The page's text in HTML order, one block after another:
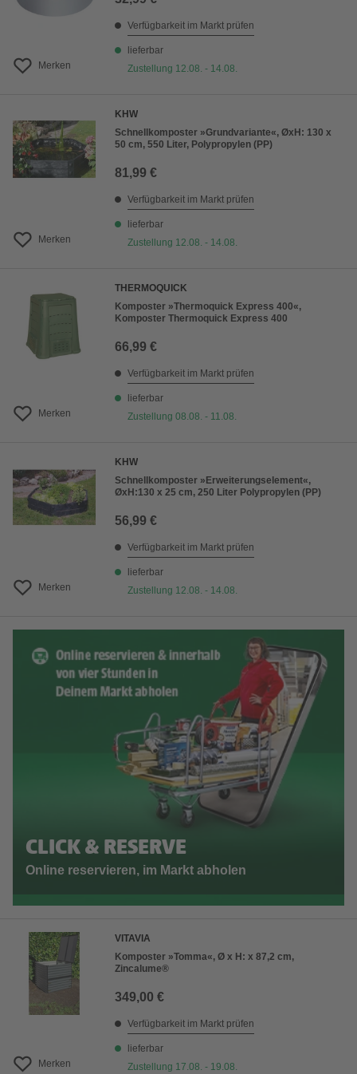
Merken
Verfügbarkeit im Markt prüfen
lieferbar
Zustellung 12.08. - 14.08.
Merken
KHW
Schnellkomposter »Grundvariante«, ØxH: 130 x
50 cm, 550 Liter, Polypropylen (PP)
81,99 €
Verfügbarkeit im Markt prüfen
lieferbar
Zustellung 12.08. - 14.08.
Merken
THERMOQUICK
Komposter »Thermoquick Express 400«,
Komposter Thermoquick Express 400
66,99 €
Verfügbarkeit im Markt prüfen
lieferbar
Zustellung 08.08. - 11.08.
Merken
KHW
Schnellkomposter »Erweiterungselement«,
ØxH:130 x 25 cm, 250 Liter Polypropylen (PP)
56,99 €
Verfügbarkeit im Markt prüfen
lieferbar
Zustellung 12.08. - 14.08.
CLICK & RESERVE
Online reservieren, im Markt abholen
Merken
VITAVIA
Komposter »Tomma«, Ø x H: x 87,2 cm,
Zincalume®
349,00 €
Verfügbarkeit im Markt prüfen
lieferbar
Zustellung 17.08. - 19.08.